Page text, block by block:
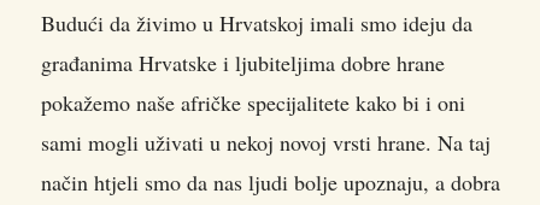
Budući da živimo u Hrvatskoj imali smo ideju da
građanima Hrvatske i ljubiteljima dobre hrane
pokažemo naše afričke specijalitete kako bi i oni
sami mogli uživati u nekoj novoj vrsti hrane. Na taj
način htjeli smo da nas ljudi bolje upoznaju, a dobra